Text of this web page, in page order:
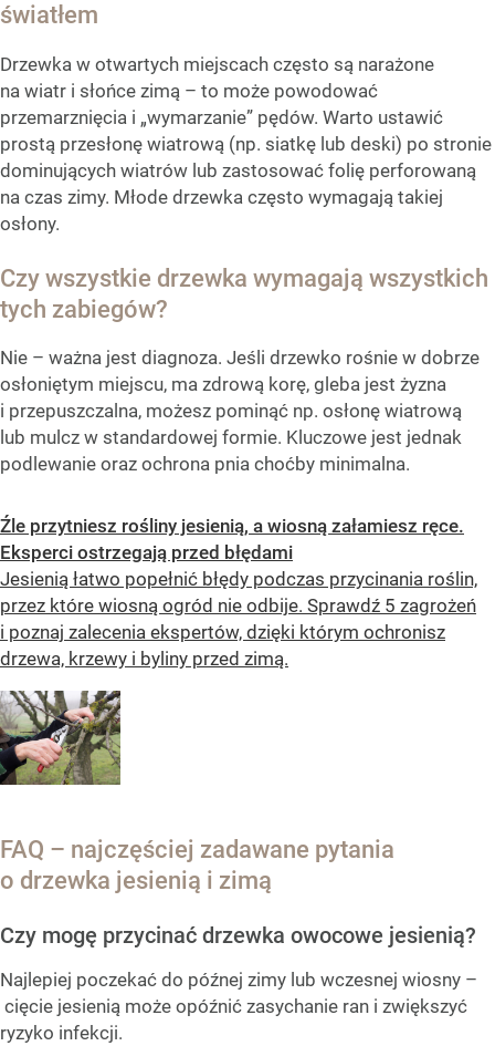
światłem
Drzewka w otwartych miejscach często są narażone
na wiatr i słońce zimą – to może powodować
przemarznięcia i „wymarzanie” pędów. Warto ustawić
prostą przesłonę wiatrową (np. siatkę lub deski) po stronie
dominujących wiatrów lub zastosować folię perforowaną
na czas zimy. Młode drzewka często wymagają takiej
osłony.
Czy wszystkie drzewka wymagają wszystkich
tych zabiegów?
Nie – ważna jest diagnoza. Jeśli drzewko rośnie w dobrze
osłoniętym miejscu, ma zdrową korę, gleba jest żyzna
i przepuszczalna, możesz pominąć np. osłonę wiatrową
lub mulcz w standardowej formie. Kluczowe jest jednak
podlewanie oraz ochrona pnia choćby minimalna.
Źle przytniesz rośliny jesienią, a wiosną załamiesz ręce.
Eksperci ostrzegają przed błędami
Jesienią łatwo popełnić błędy podczas przycinania roślin,
przez które wiosną ogród nie odbije. Sprawdź 5 zagrożeń
i poznaj zalecenia ekspertów, dzięki którym ochronisz
drzewa, krzewy i byliny przed zimą.
FAQ – najczęściej zadawane pytania
o drzewka jesienią i zimą
Czy mogę przycinać drzewka owocowe jesienią?
Najlepiej poczekać do późnej zimy lub wczesnej wiosny –
cięcie jesienią może opóźnić zasychanie ran i zwiększyć
ryzyko infekcji.